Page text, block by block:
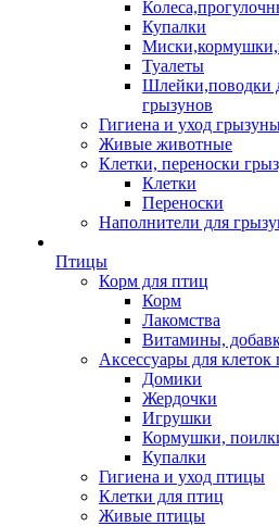
Купалки
Туалеты
Шлейки,поводки
грызунов
Гигиена и уход
Живые животные
Клетки, переноски
Клетки
Переноски
Наполнители для
Птицы
Корм для птиц
Корм
Лакомства
Витамины,
Аксессуары для
Домики
Жердочки
Игрушки
Кормушки,
Купалки
Гигиена и уход птицы
Клетки для птиц
Живые птицы